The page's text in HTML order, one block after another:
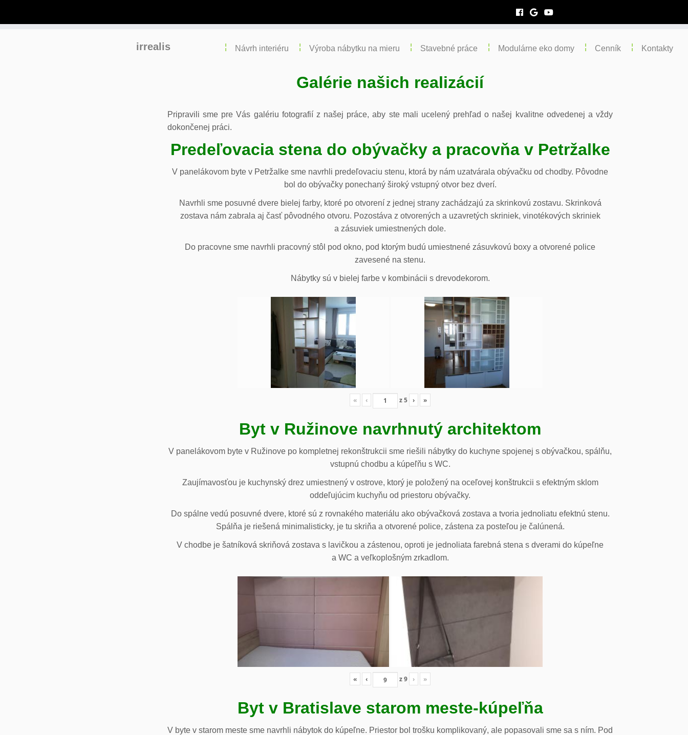
irrealis Návrh interiéru Výroba nábytku na mieru Stavebné práce Modulárne eko domy Cenník Kontakty
Galérie našich realizácií
Pripravili sme pre Vás galériu fotografií z našej práce, aby ste mali ucelený prehľad o našej kvalitne odvedenej a vždy
dokončenej práci.
Predeľovacia stena do obývačky a pracovňa v Petržalke
V panelákovom byte v Petržalke sme navrhli predeľovaciu stenu, ktorá by nám uzatvárala obývačku od chodby. Pôvodne
bol do obývačky ponechaný široký vstupný otvor bez dverí.
Navrhli sme posuvné dvere bielej farby, ktoré po otvorení z jednej strany zachádzajú za skrinkovú zostavu. Skrinková
zostava nám zabrala aj časť pôvodného otvoru. Pozostáva z otvorených a uzavretých skriniek, vinotékových skriniek
a zásuviek umiestnených dole.
Do pracovne sme navrhli pracovný stôl pod okno, pod ktorým budú umiestnené zásuvkovú boxy a otvorené police
zavesené na stenu.
Nábytky sú v bielej farbe v kombinácii s drevodekorom.
« ‹ z5 › »
Byt v Ružinove navrhnutý architektom
V panelákovom byte v Ružinove po kompletnej rekonštrukcii sme riešili nábytky do kuchyne spojenej s obývačkou, spálňu,
vstupnú chodbu a kúpeľňu s WC.
Zaujímavosťou je kuchynský drez umiestnený v ostrove, ktorý je položený na oceľovej konštrukcii s efektným sklom
oddeľujúcim kuchyňu od priestoru obývačky.
Do spálne vedú posuvné dvere, ktoré sú z rovnakého materiálu ako obývačková zostava a tvoria jednoliatu efektnú stenu.
Spálňa je riešená minimalisticky, je tu skriňa a otvorené police, zástena za posteľou je čalúnená.
V chodbe je šatníková skriňová zostava s lavičkou a zástenou, oproti je jednoliata farebná stena s dverami do kúpeľne
a WC a veľkoplošným zrkadlom.
« ‹ z9 › »
Byt v Bratislave starom meste-kúpeľňa
V byte v starom meste sme navrhli nábytok do kúpeľne. Priestor bol trošku komplikovaný, ale popasovali sme sa s ním. Pod